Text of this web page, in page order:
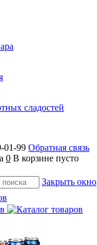
01-99 Обратная связь
0 В корзине пусто
Закрыть окно